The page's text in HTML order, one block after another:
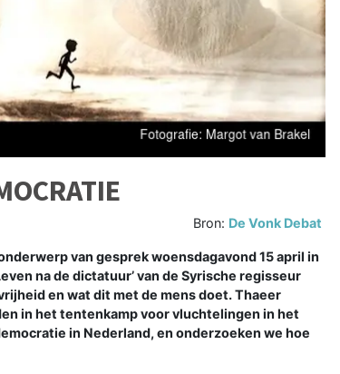
Bron: De Vonk Debat
van gesprek woensdagavond 15 april in
na de dictatuur’ van de Syrische regisseur
en wat dit met de mens doet. Thaeer
in het tentenkamp voor vluchtelingen in het
in Nederland, en onderzoeken we hoe